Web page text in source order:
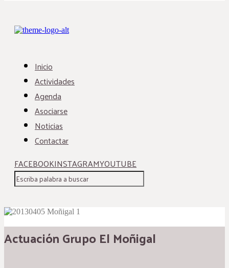
Inicio
Actividades
Agenda
Asociarse
Noticias
Contactar
FACEBOOKINSTAGRAMYOUTUBE
Actuación Grupo El Moñigal